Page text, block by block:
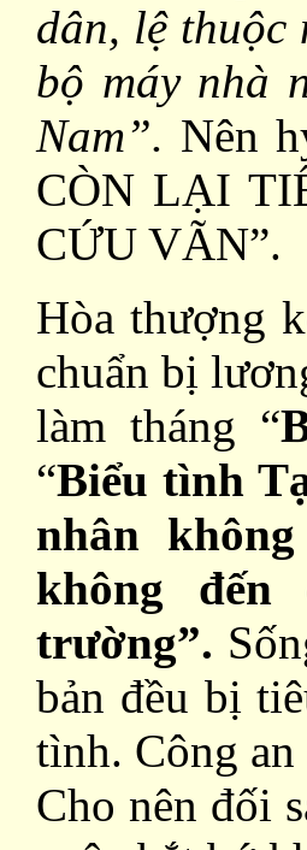
dân, lệ thuộc
bộ máy nhà
Nam”. Nên
CÒN LẠI
CỨU VÃN”.
Hòa thượng
chuẩn bị
làm tháng “
“Biểu tình
nhân
không đến
trường”.
bản đều bị
tình. Công
Cho nên đối